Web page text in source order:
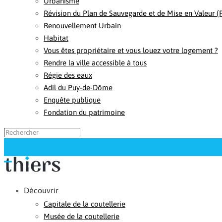
Révision du Plan de Sauvegarde et de Mise en Valeur
Renouvellement Urbain
Habitat
Vous êtes propriétaire et vous louez votre logement ?
Rendre la ville accessible à tous
Régie des eaux
Adil du Puy-de-Dôme
Enquête publique
Fondation du patrimoine
Découvrir
Capitale de la coutellerie
Musée de la coutellerie